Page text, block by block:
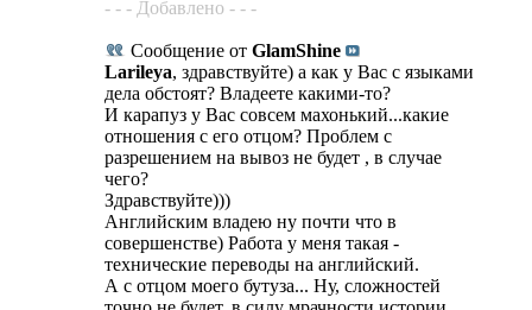
- - - Добавлено - - -
Сообщение от GlamShine
Larileya, здравствуйте) а как у Вас с языками
дела обстоят? Владеете какими-то?
И карапуз у Вас совсем махонький...какие
отношения с его отцом? Проблем с
разрешением на вывоз не будет , в случае
чего?
Здравствуйте)))
Английским владею ну почти что в
совершенстве) Работа у меня такая -
технические переводы на английский.
А с отцом моего бутуза... Ну, сложностей